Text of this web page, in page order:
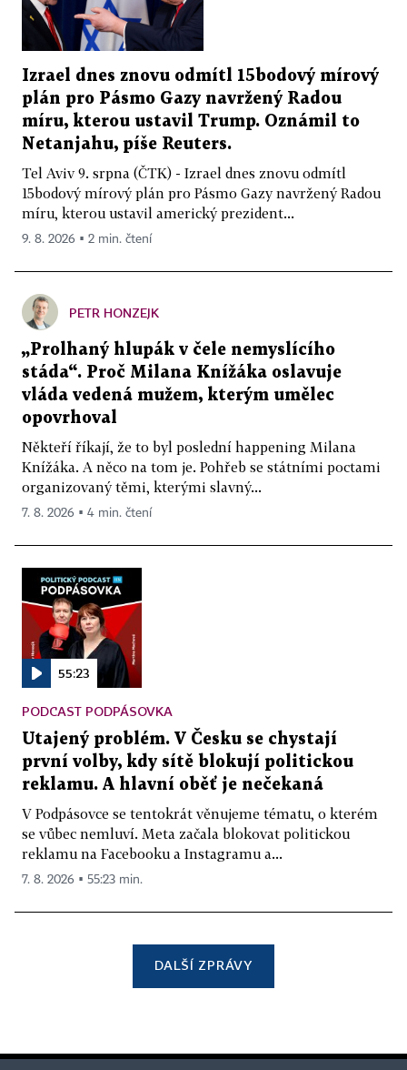
Izrael dnes znovu odmítl 15bodový mírový
plán pro Pásmo Gazy navržený Radou
míru, kterou ustavil Trump. Oznámil to
Netanjahu, píše Reuters.
Tel Aviv 9. srpna (ČTK) - Izrael dnes znovu odmítl
15bodový mírový plán pro Pásmo Gazy navržený Radou
míru, kterou ustavil americký prezident...
9. 8. 2026 ▪ 2 min. čtení
PETR HONZEJK
„Prolhaný hlupák v čele nemyslícího
stáda“. Proč Milana Knížáka oslavuje
vláda vedená mužem, kterým umělec
opovrhoval
Někteří říkají, že to byl poslední happening Milana
Knížáka. A něco na tom je. Pohřeb se státními poctami
organizovaný těmi, kterými slavný...
7. 8. 2026 ▪ 4 min. čtení
55:23
PODCAST PODPÁSOVKA
Utajený problém. V Česku se chystají
první volby, kdy sítě blokují politickou
reklamu. A hlavní oběť je nečekaná
V Podpásovce se tentokrát věnujeme tématu, o kterém
se vůbec nemluví. Meta začala blokovat politickou
reklamu na Facebooku a Instagramu a...
7. 8. 2026 ▪ 55:23 min.
DALŠÍ ZPRÁVY